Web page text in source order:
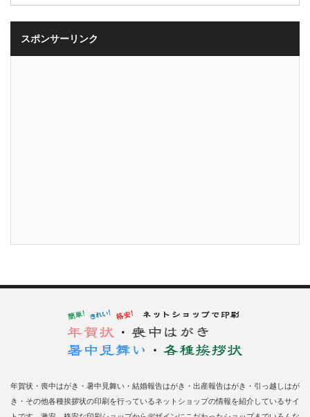
スポンサーリンク
年賀状・喪中はがき・暑中見舞い・結婚報告はがき・出産報告はがき・引っ越しはが
き・その他各種挨拶状の印刷を行っているネットショップの情報を紹介しているサイ